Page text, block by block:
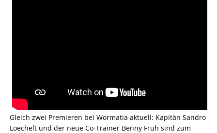
Gleich zwei Premieren bei Wormatia aktuell: Kapitän Sandro
Loechelt und der neue Co-Trainer Benny Früh sind zum